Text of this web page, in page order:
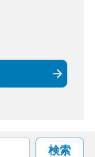
検索